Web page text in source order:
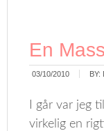
En
03/10/2010 BY:
I går var jeg
virkelig en